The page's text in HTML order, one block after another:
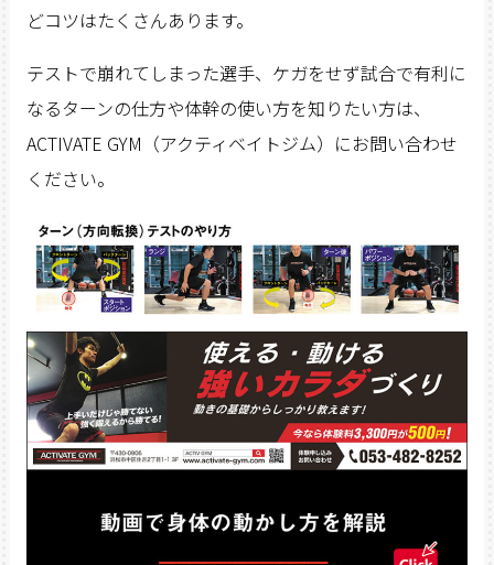
どコツはたくさんあります。
テストで崩れてしまった選手、ケガをせず試合で有利に
なるターンの仕方や体幹の使い方を知りたい方は、
ACTIVATE GYM（アクティベイトジム）にお問い合わせ
ください。